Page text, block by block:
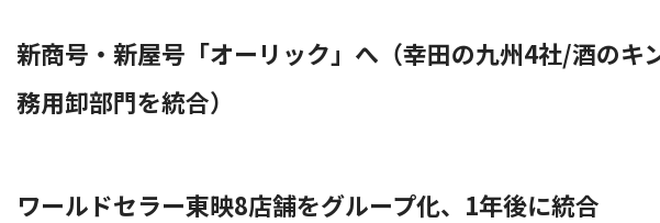
新商号・新屋号「オーリック」へ（幸田の九州4社/酒のキ
務用卸部門を統合）
ワールドセラー東映8店舗をグループ化、1年後に統合